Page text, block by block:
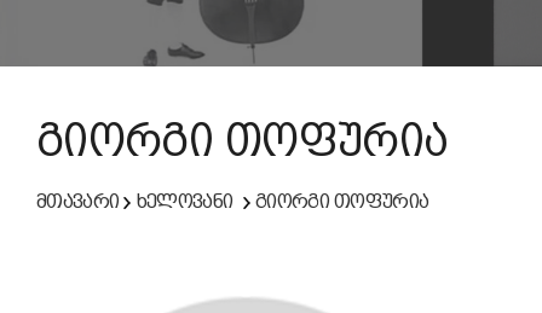
გიორგი თოფურია
მთავარი ხელოვანი გიორგი თოფურია